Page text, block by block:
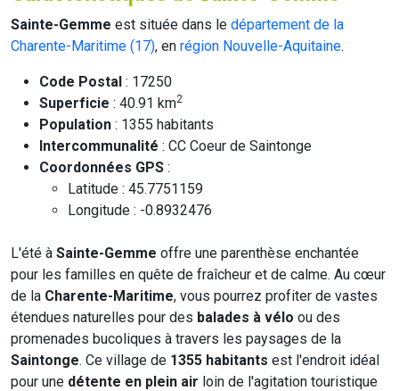
Sainte-Gemme est située dans le département de la
Charente-Maritime (17), en région Nouvelle-Aquitaine.
Code Postal : 17250
Superficie : 40.91 km2
Population : 1355 habitants
Intercommunalité : CC Coeur de Saintonge
Coordonnées GPS :
Latitude : 45.7751159
Longitude : -0.8932476
L'été à Sainte-Gemme offre une parenthèse enchantée
pour les familles en quête de fraîcheur et de calme. Au cœur
de la Charente-Maritime, vous pourrez profiter de vastes
étendues naturelles pour des balades à vélo ou des
promenades bucoliques à travers les paysages de la
Saintonge. Ce village de 1355 habitants est l'endroit idéal
pour une détente en plein air loin de l'agitation touristique